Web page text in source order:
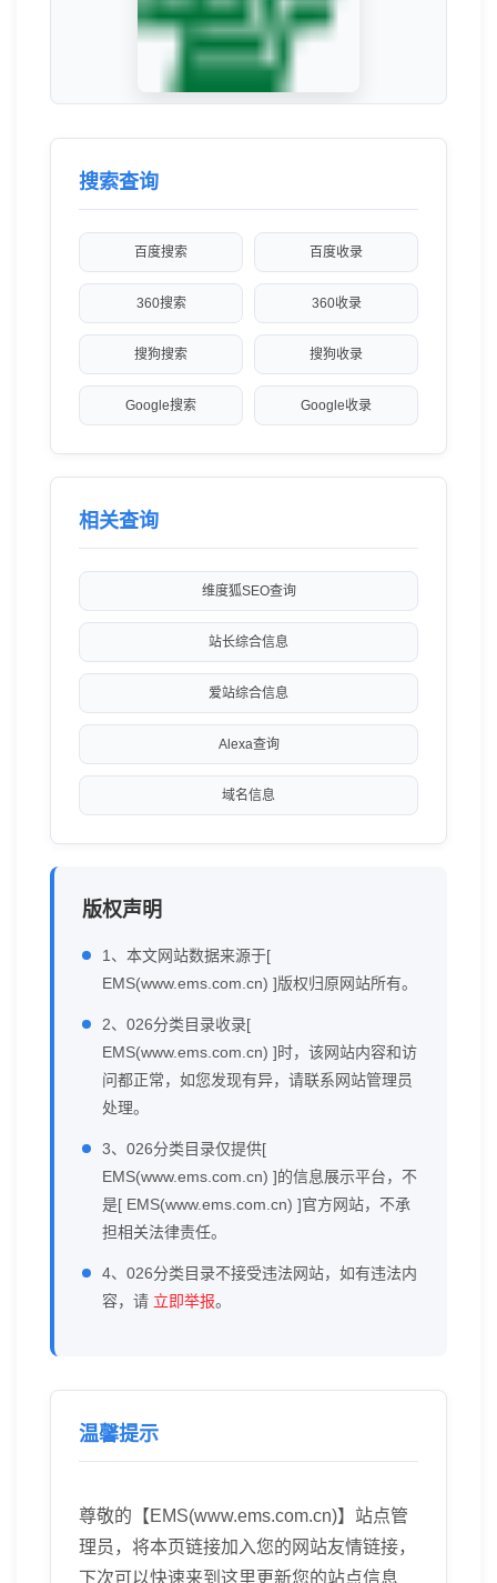
搜索查询
百度搜索 百度收录
360搜索 360收录
搜狗搜索 搜狗收录
Google搜索 Google收录
相关查询
维度狐SEO查询
站长综合信息
爱站综合信息
Alexa查询
域名信息
版权声明
1、本文网站数据来源于[
EMS(www.ems.com.cn) ]版权归原网站所有。
2、026分类目录收录[
EMS(www.ems.com.cn) ]时，该网站内容和访
问都正常，如您发现有异，请联系网站管理员
处理。
3、026分类目录仅提供[
EMS(www.ems.com.cn) ]的信息展示平台，不
是[ EMS(www.ems.com.cn) ]官方网站，不承
担相关法律责任。
4、026分类目录不接受违法网站，如有违法内
容，请 立即举报。
温馨提示
尊敬的【EMS(www.ems.com.cn)】站点管
理员，将本页链接加入您的网站友情链接，
下次可以快速来到这里更新您的站点信息